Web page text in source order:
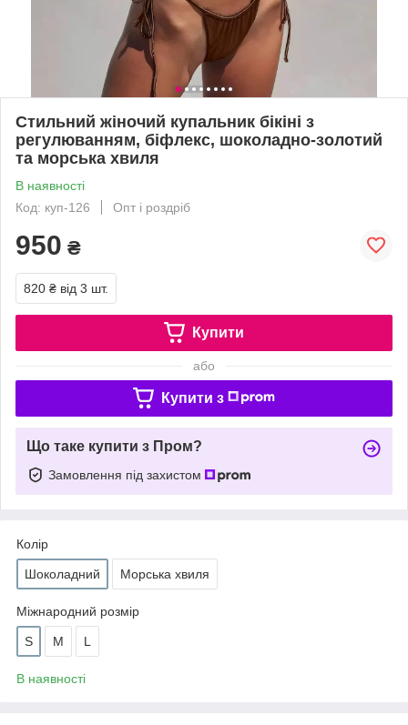
Стильний жіночий купальник бікіні з
регулюванням, біфлекс, шоколадно-золотий
та морська хвиля
В наявності
Код: куп-126
Опт і роздріб
950 ₴
820 ₴ від 3 шт.
Купити
або
Купити з
Що таке купити з Пром?
Замовлення під захистом
Колір
Шоколадний Морська хвиля
Міжнародний розмір
S M L
В наявності